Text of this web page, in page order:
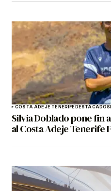
COSTA ADEJE TENERIFEDESTACADOS
Silvia Doblado pone fin
al Costa Adeje Tenerife